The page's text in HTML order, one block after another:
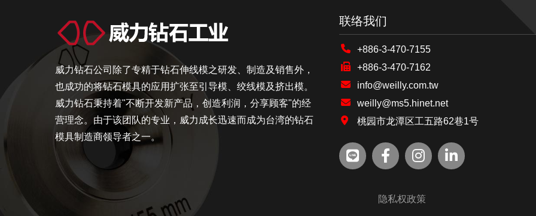
威力钻石公司除了专精于钻石伸线模之研发、制造及销售外，
也成功的将钻石模具的应用扩张至引导模、绞线模及挤出模。
威力钻石秉持着"不断开发新产品，创造利润，分享顾客"的经
营理念。由于该团队的专业，威力成长迅速而成为台湾的钻石
模具制造商领导者之一。
联络我们
+886-3-470-7155
+886-3-470-7162
info@weilly.com.tw
weilly@ms5.hinet.net
桃园市龙潭区工五路62巷1号
隐私权政策